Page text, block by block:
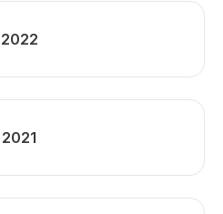
2022
2021